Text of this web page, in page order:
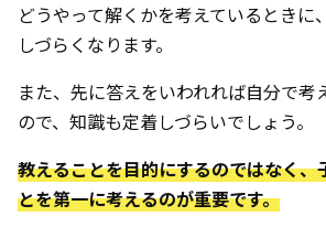
どうやって解くかを考えているときに
しづらくなります。
また、先に答えをいわれれば自分で考
ので、知識も定着しづらいでしょう。
教えることを目的にするのではなく、
とを第一に考えるのが重要です。